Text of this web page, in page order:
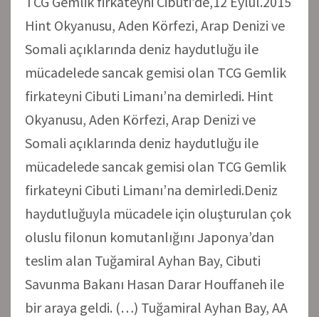
Hint Okyanusu, Aden Körfezi, Arap Denizi ve
Somali açıklarında deniz haydutluğu ile
mücadelede sancak gemisi olan TCG Gemlik
firkateyni Cibuti Limanı’na demirledi. Hint
Okyanusu, Aden Körfezi, Arap Denizi ve
Somali açıklarında deniz haydutluğu ile
mücadelede sancak gemisi olan TCG Gemlik
firkateyni Cibuti Limanı’na demirledi.Deniz
haydutluğuyla mücadele için oluşturulan çok
oluslu filonun komutanlığını Japonya’dan
teslim alan Tuğamiral Ayhan Bay, Cibuti
Savunma Bakanı Hasan Darar Houffaneh ile
bir araya geldi. (…) Tuğamiral Ayhan Bay, AA